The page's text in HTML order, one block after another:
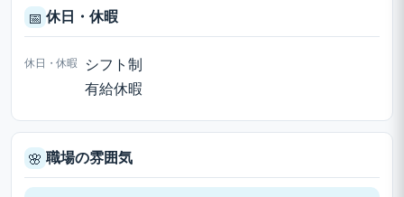
📅 休日・休暇
休日・休暇
シフト制
有給休暇
🌸 職場の雰囲気